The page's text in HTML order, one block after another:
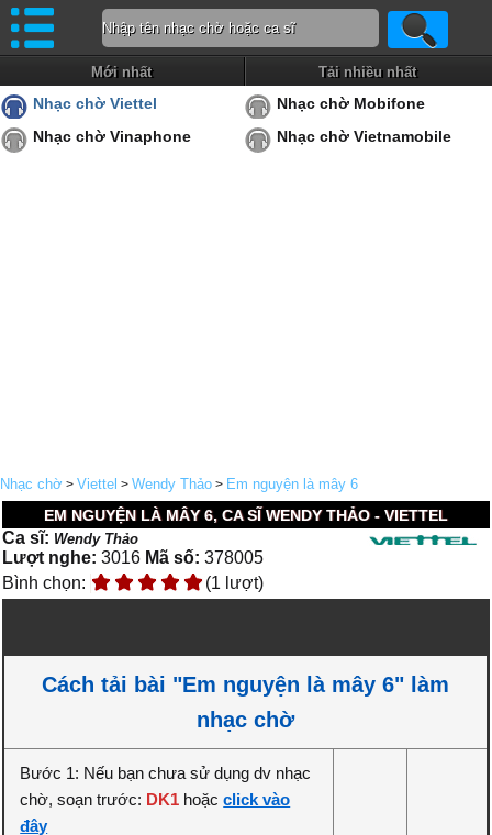
Mới nhất Tải nhiều nhất
Nhạc chờ Viettel
Nhạc chờ Mobifone
Nhạc chờ Vinaphone
Nhạc chờ Vietnamobile
Nhạc chờ > Viettel > Wendy Thảo > Em nguyện là mây 6
EM NGUYỆN LÀ MÂY 6, CA SĨ WENDY THẢO - VIETTEL
Ca sĩ: Wendy Thảo
Lượt nghe: 3016 Mã số: 378005
Bình chọn:
(1 lượt)
Cách tải bài "Em nguyện là mây 6" làm
nhạc chờ
Bước 1: Nếu bạn chưa sử dụng dv nhạc
chờ, soạn trước: DK1 hoặcclick vào
đây